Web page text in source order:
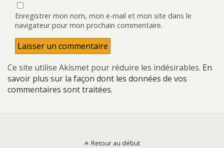
Enregistrer mon nom, mon e-mail et mon site dans le
navigateur pour mon prochain commentaire.
Ce site utilise Akismet pour réduire les indésirables. En
savoir plus sur la façon dont les données de vos
commentaires sont traitées.
Retour au début